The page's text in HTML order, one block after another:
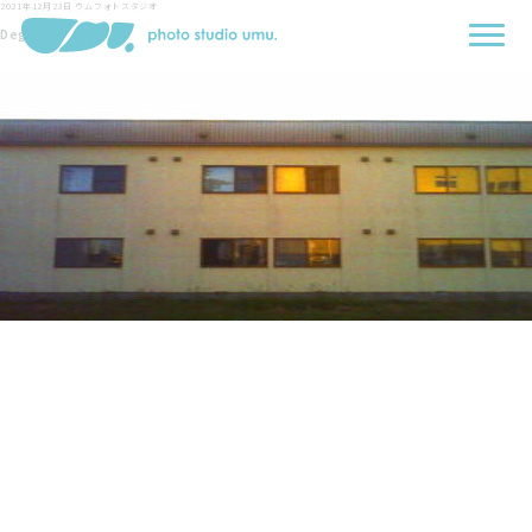
2021年12月23日 ウムフォトスタジオ
Degi Hari